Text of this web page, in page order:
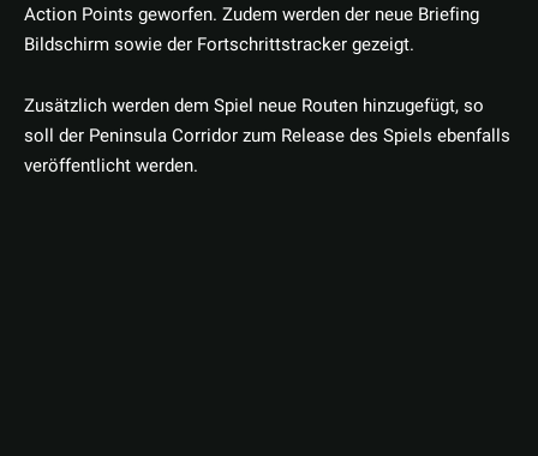
Action Points geworfen. Zudem werden der neue Briefing
Bildschirm sowie der Fortschrittstracker gezeigt.
Zusätzlich werden dem Spiel neue Routen hinzugefügt, so
soll der Peninsula Corridor zum Release des Spiels ebenfalls
veröffentlicht werden.